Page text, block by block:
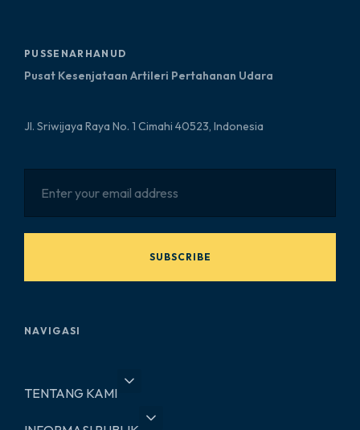
PUSSENARHANUD
Pusat Kesenjataan Artileri Pertahanan Udara
Jl. Sriwijaya Raya No. 1 Cimahi 40523, Indonesia
SUBSCRIBE
NAVIGASI
TENTANG KAMI